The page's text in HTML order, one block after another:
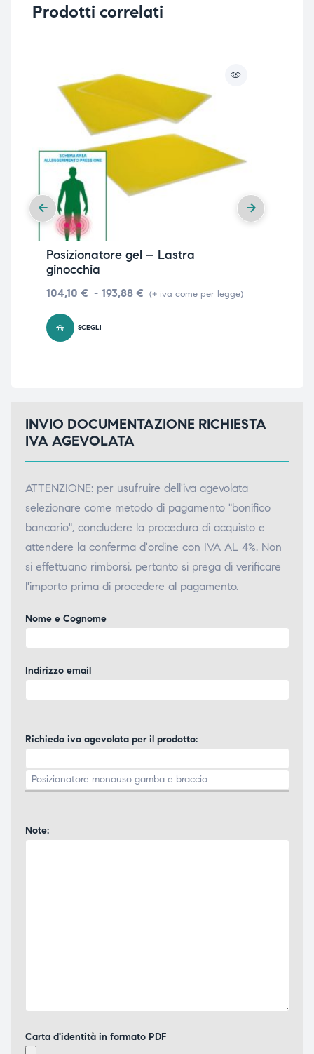
Prodotti correlati
Posizionatore gel – Lastra
ginocchia
104,10 € - 193,88 € (+ iva come per legge)
SCEGLI
INVIO DOCUMENTAZIONE RICHIESTA
IVA AGEVOLATA
ATTENZIONE: per usufruire dell'iva agevolata
selezionare come metodo di pagamento "bonifico
bancario", concludere la procedura di acquisto e
attendere la conferma d'ordine con IVA AL 4%. Non
si effettuano rimborsi, pertanto si prega di verificare
l'importo prima di procedere al pagamento.
Nome e Cognome
Indirizzo email
Richiedo iva agevolata per il prodotto:
Note:
Carta d'identità in formato PDF